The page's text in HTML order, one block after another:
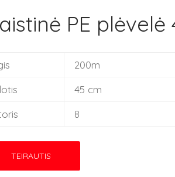
PE
200m
45 cm
8
TEIRAUTIS